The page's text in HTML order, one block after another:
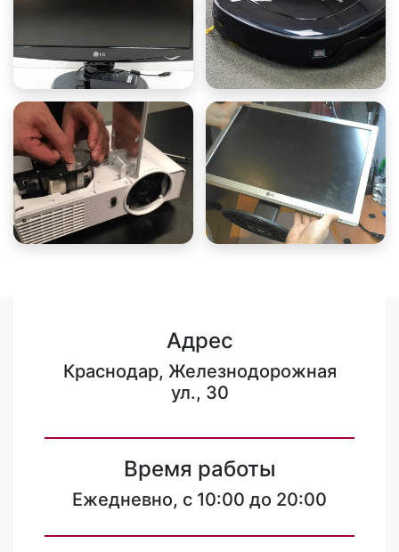
Адрес
Краснодар, Железнодорожная
ул., 30
Время работы
Ежедневно, с 10:00 до 20:00